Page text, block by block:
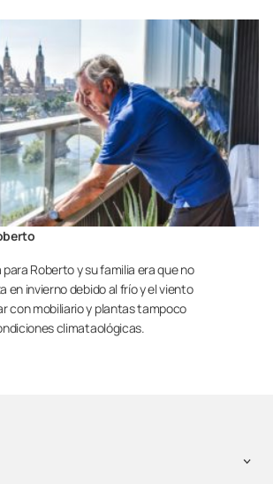
Roberto y su familia era que no
en invierno debido al frío y el viento
con mobiliario y plantas tampoco
climataológicas.